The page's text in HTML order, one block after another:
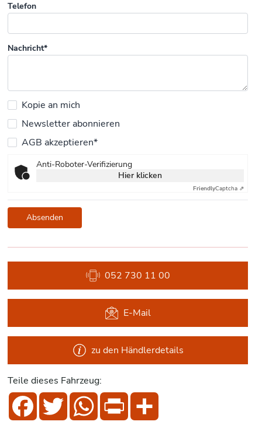
Telefon
Nachricht*
Kopie an mich
Newsletter abonnieren
AGB akzeptieren*
Anti-Roboter-Verifizierung
Hier klicken
FriendlyCaptcha ⇗
Absenden
052 730 11 00
E-Mail
zu den Händlerdetails
Teile dieses Fahrzeug:
FacebookTwitterWhatsApp
Print